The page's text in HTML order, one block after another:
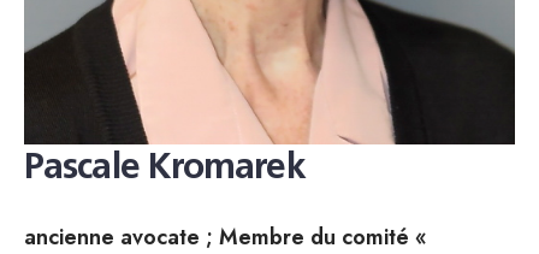
Pascale Kromarek
ancienne avocate ; Membre du comité «